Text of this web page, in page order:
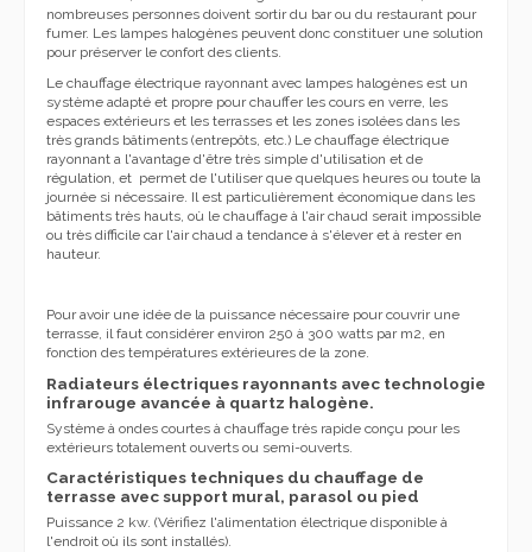
nombreuses personnes doivent sortir du bar ou du restaurant pour
fumer. Les lampes halogènes peuvent donc constituer une solution
pour préserver le confort des clients.
Le chauffage électrique rayonnant avec lampes halogènes est un
système adapté et propre pour chauffer les cours en verre, les
espaces extérieurs et les terrasses et les zones isolées dans les
très grands bâtiments (entrepôts, etc.) Le chauffage électrique
rayonnant a l'avantage d'être très simple d'utilisation et de
régulation, et permet de l'utiliser que quelques heures ou toute la
journée si nécessaire. Il est particulièrement économique dans les
bâtiments très hauts, où le chauffage à l'air chaud serait impossible
ou très difficile car l'air chaud a tendance à s'élever et à rester en
hauteur.
Pour avoir une idée de la puissance nécessaire pour couvrir une
terrasse, il faut considérerenviron 250 à 300 watts par m2, en
fonction des températures extérieures de la zone.
Radiateurs électriques rayonnants avec technologie
infrarouge avancée à quartz halogène.
Système à ondes courtes à chauffage très rapide conçu pour les
extérieurs totalement ouverts ou semi-ouverts.
Caractéristiques techniques du chauffage de
terrasse avec support mural, parasol ou pied
Puissance 2 kw. (Vérifiez l'alimentation électrique disponible à
l'endroit où ils sont installés).